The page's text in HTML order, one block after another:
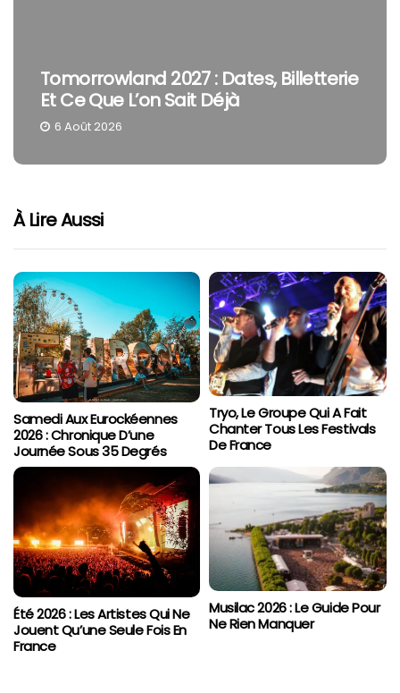
: Dates, Billetterie
The Cure En Festival
Smith Reste Une Tête
À Lire Aussi
Samedi Aux Eurockéennes
2026 : Chronique D’une
Journée Sous 35 Degrés
Tryo, Le Groupe Qui A Fait
Chanter Tous Les Festivals
De France
Été 2026 : Les Artistes Qui Ne
Jouent Qu’une Seule Fois En
France
Musilac 2026 : Le Guide Pour
Ne Rien Manquer